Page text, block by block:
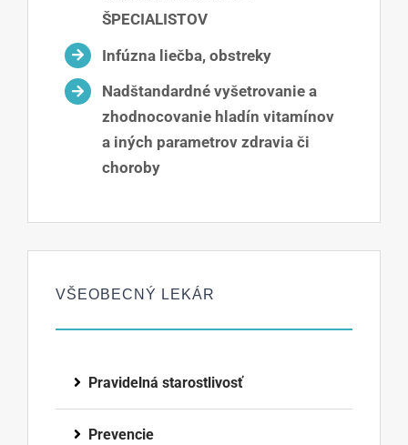
ŠPECIALISTOV
Infúzna liečba, obstreky
Nadštandardné vyšetrovanie a
zhodnocovanie hladín vitamínov
a iných parametrov zdravia či
choroby
VŠEOBECNÝ LEKÁR
Pravidelná starostlivosť
Prevencie